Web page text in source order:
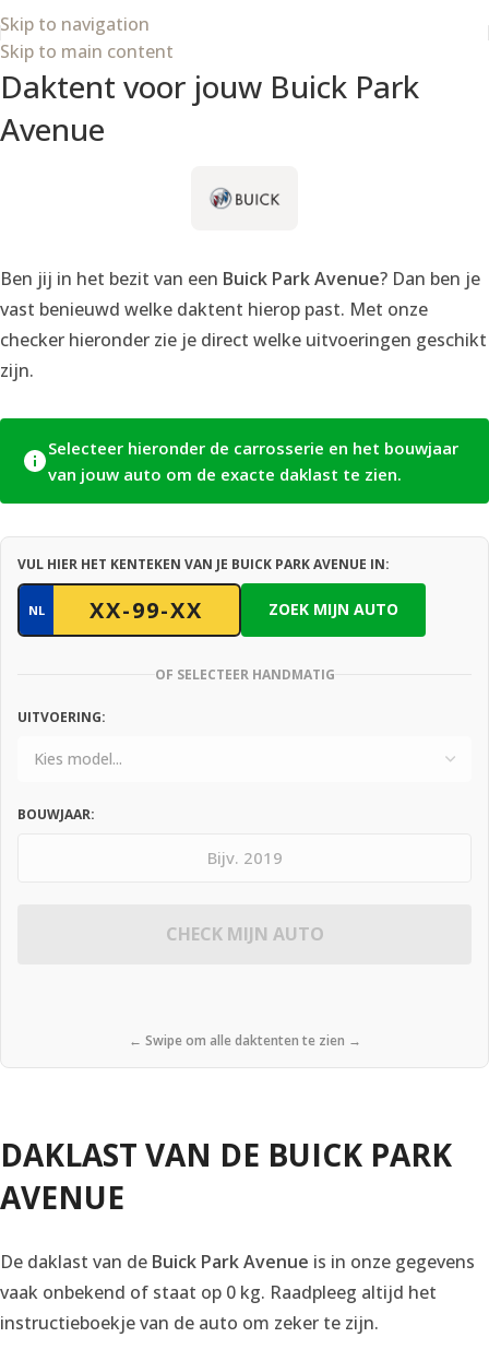
Skip to navigation
Skip to main content
Wij zijn van 8 t/m 21 augustus op vakantie.
Daktent voor jouw Buick Park
Avenue
Ben jij in het bezit van een Buick Park Avenue? Dan ben je
vast benieuwd welke daktent hierop past. Met onze
checker hieronder zie je direct welke uitvoeringen geschikt
zijn.
Selecteer hieronder de carrosserie en het bouwjaar
van jouw auto om de exacte daklast te zien.
VUL HIER HET KENTEKEN VAN JE BUICK PARK AVENUE IN:
NL ZOEK MIJN AUTO
OF SELECTEER HANDMATIG
UITVOERING:
BOUWJAAR:
CHECK MIJN AUTO
← Swipe om alle daktenten te zien →
DAKLAST VAN DE BUICK PARK
AVENUE
De daklast van de Buick Park Avenue is in onze gegevens
vaak onbekend of staat op 0 kg. Raadpleeg altijd het
instructieboekje van de auto om zeker te zijn.